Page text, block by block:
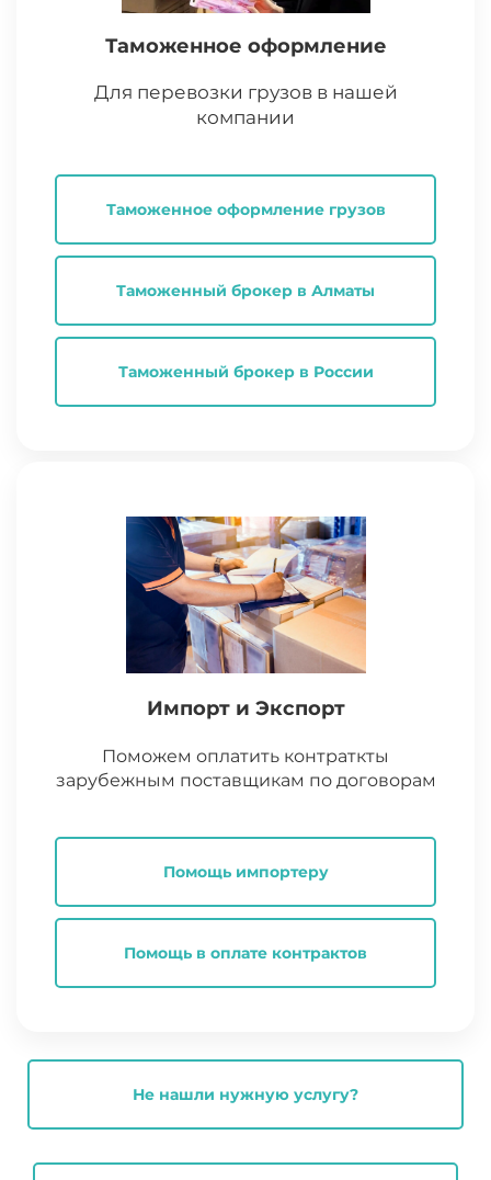
Таможенное оформление
Для перевозки грузов в нашей
компании
Таможенное оформление грузов
Таможенный брокер в Алматы
Таможенный брокер в России
Импорт и Экспорт
Поможем оплатить контраткты
зарубежным поставщикам по договорам
Помощь импортеру
Помощь в оплате контрактов
Не нашли нужную услугу?